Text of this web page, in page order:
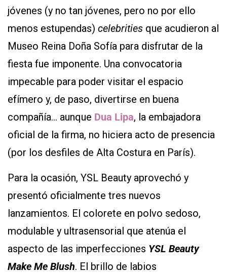
jóvenes (y no tan jóvenes, pero no por ello
menos estupendas) celebrities que acudieron al
Museo Reina Doña Sofía para disfrutar de la
fiesta fue imponente. Una convocatoria
impecable para poder visitar el espacio
efímero y, de paso, divertirse en buena
compañía… aunque Dua Lipa, la embajadora
oficial de la firma, no hiciera acto de presencia
(por los desfiles de Alta Costura en París).
Para la ocasión, YSL Beauty aprovechó y
presentó oficialmente tres nuevos
lanzamientos. El colorete en polvo sedoso,
modulable y ultrasensorial que atenúa el
aspecto de las imperfecciones YSL Beauty
Make Me Blush. El brillo de labios